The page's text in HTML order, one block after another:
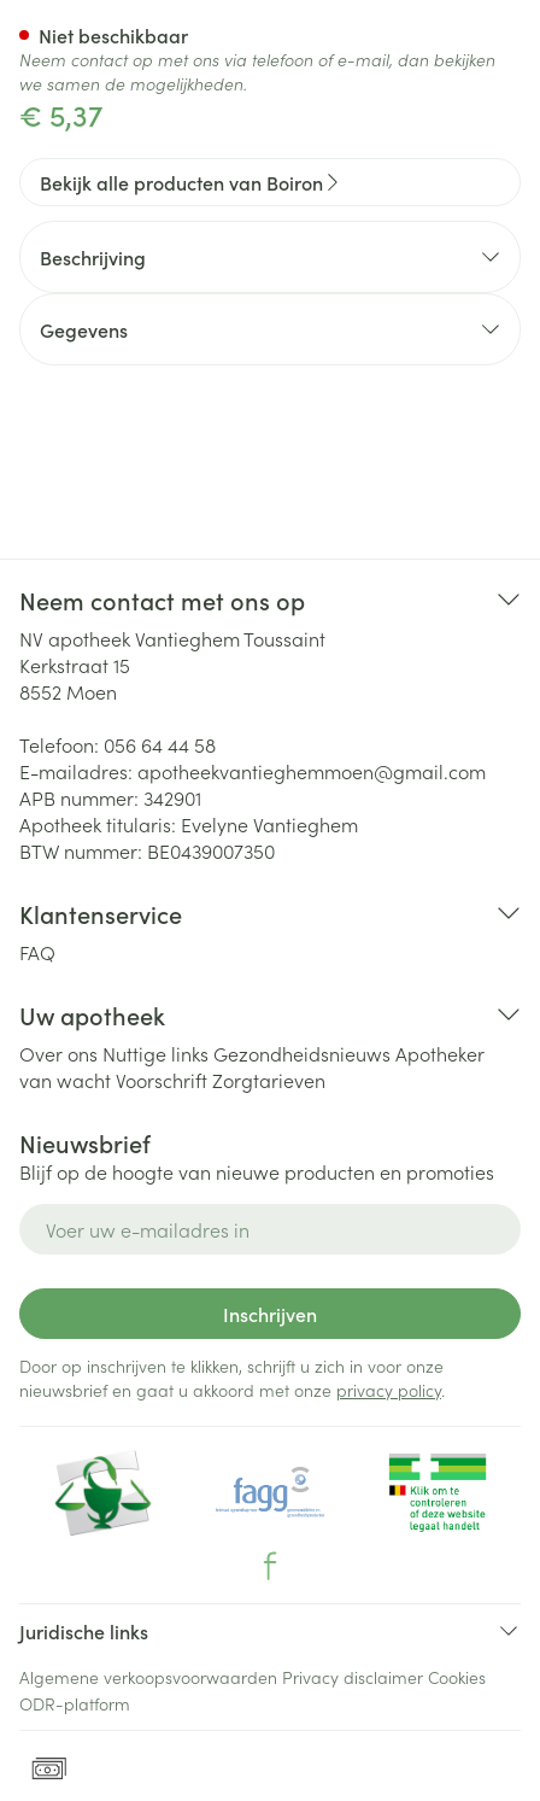
€ 5,37
Niet beschikbaar
Neem contact op met ons via telefoon of e-mail, dan bekijken
we samen de mogelijkheden.
Bekijk alle producten van Boiron
Beschrijving
Gegevens
Neem contact met ons op
NV apotheek Vantieghem Toussaint
Kerkstraat 15
8552 Moen
Telefoon: 056 64 44 58
E-mailadres: apotheekvantieghemmoen@gmail.com
APB nummer: 342901
Apotheek titularis: Evelyne Vantieghem
BTW nummer: BE0439007350
Klantenservice
FAQ
Uw apotheek
Over ons Nuttige links Gezondheidsnieuws Apotheker
van wachtVoorschriftZorgtarieven
Nieuwsbrief
Blijf op de hoogte van nieuwe producten en promoties
Inschrijven
Door op inschrijven te klikken, schrijft u zich in voor onze
nieuwsbrief en gaat u akkoord met onze privacy policy.
Juridische links
Algemene verkoopsvoorwaarden Privacy disclaimer Cookies
ODR-platform